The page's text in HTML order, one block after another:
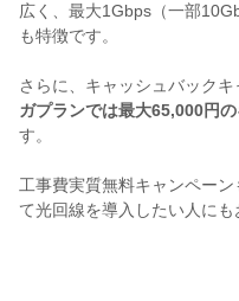
広く、最大1Gbps（一部
も特徴です。
さらに、キャッシュバックキ
ガプランでは最大65,000円
す。
工事費実質無料キャンペー
て光回線を導入したい人にも